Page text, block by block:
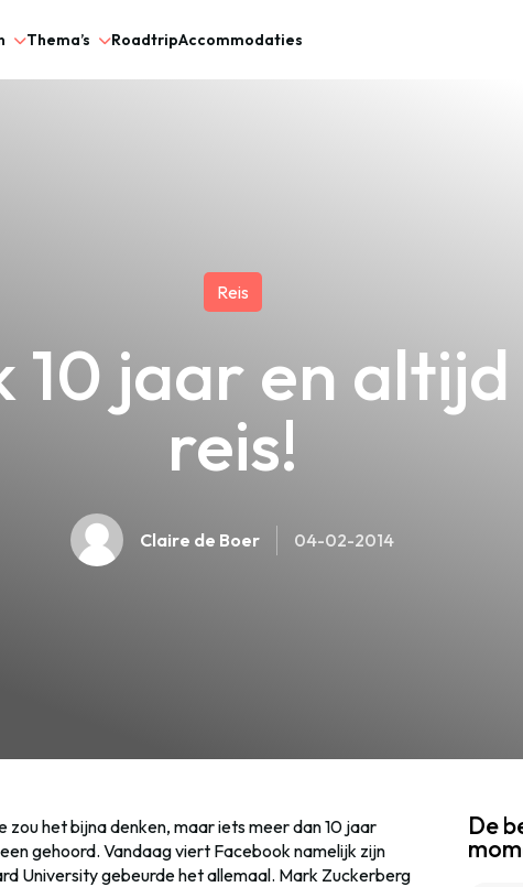
Thema’s RoadtripAccommodaties
Reis
10 jaar en
reis!
Claire de Boer 04-02-2014
het bijna denken, maar iets meer dan 10 jaar
gehoord. Vandaag viert Facebook namelijk zijn
University gebeurde het allemaal. Mark Zuckerberg
De